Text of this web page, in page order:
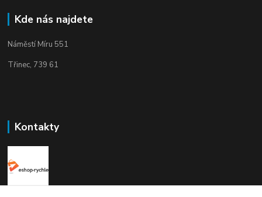
Kde nás najdete
Náměstí Míru 551
Třinec, 739 61
Kontakty